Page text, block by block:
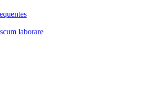
laborare